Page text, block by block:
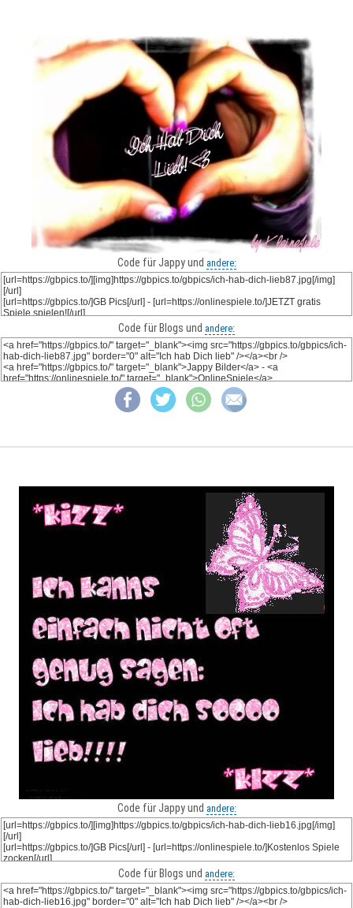
Code für Jappy und andere:
Code für Blogs und andere:
Code für Jappy und andere:
Code für Blogs und andere: